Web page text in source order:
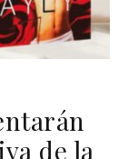
de la